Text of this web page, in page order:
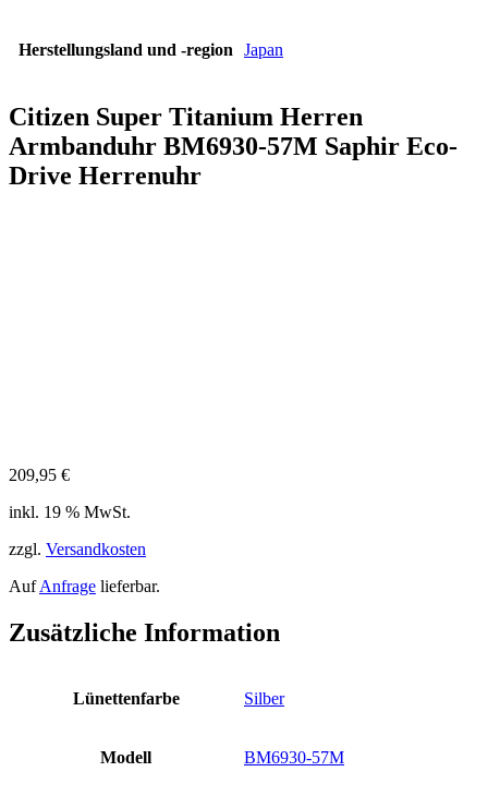
Herstellungsland und -region Japan
Citizen Super Titanium Herren
Armbanduhr BM6930-57M Saphir Eco-
Drive Herrenuhr
209,95 €
inkl. 19 % MwSt.
zzgl. Versandkosten
AufAnfrage lieferbar.
Zusätzliche Information
Lünettenfarbe Silber
Modell BM6930-57M